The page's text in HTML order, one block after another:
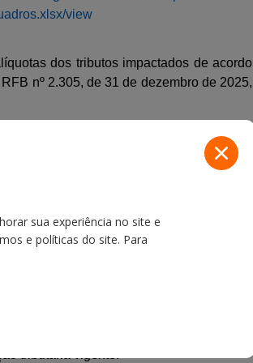
view
dos tributos impactados de acordo
nº 2.305, de 31 de dezembro de 2025,
de valor diferente de zeropara a
enquadramento jurídico de cada caso, a
tributária vigente.
sua experiência no site e
e políticas do site. Para